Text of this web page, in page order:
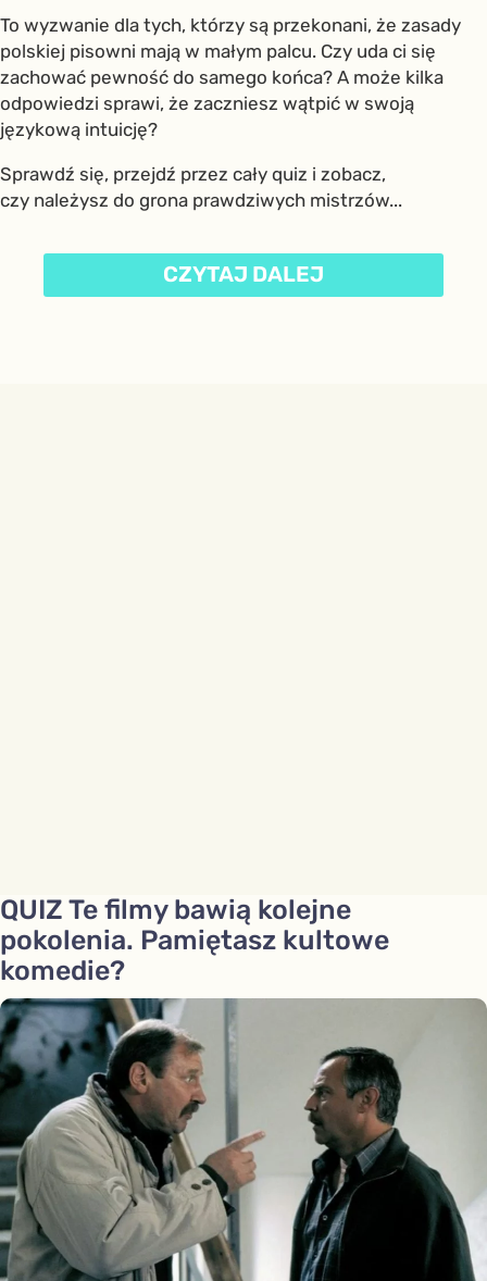
To wyzwanie dla tych, którzy są przekonani, że zasady
polskiej pisowni mają w małym palcu. Czy uda ci się
zachować pewność do samego końca? A może kilka
odpowiedzi sprawi, że zaczniesz wątpić w swoją
językową intuicję?
Sprawdź się, przejdź przez cały quiz i zobacz,
czy należysz do grona prawdziwych mistrzów...
CZYTAJ DALEJ
QUIZ Te filmy bawią kolejne
pokolenia. Pamiętasz kultowe
komedie?